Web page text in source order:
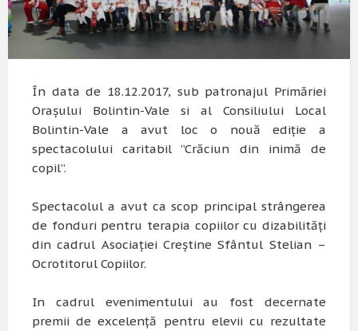
În data de 18.12.2017, sub patronajul Primăriei
Orașului Bolintin-Vale si al Consiliului Local
Bolintin-Vale a avut loc o nouă ediție a
spectacolului caritabil ”Crăciun din inimă de
copil”.
Spectacolul a avut ca scop principal strângerea
de fonduri pentru terapia copiilor cu dizabilități
din cadrul Asociației Creștine Sfântul Stelian –
Ocrotitorul Copiilor.
In cadrul evenimentului au fost decernate
premii de excelență pentru elevii cu rezultate